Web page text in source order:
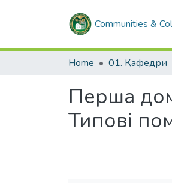
Communities &
Home 01. Кафедри
Перша
Типові